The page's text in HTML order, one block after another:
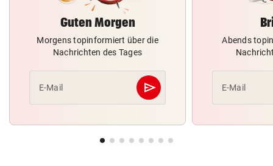
Guten Morgen
Morgens topinformiert über die
Nachrichten des Tages
E-Mail send
Abschicken
Abends
E-Mail